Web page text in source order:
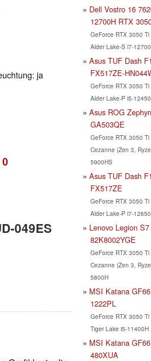
ja
0
049ES
Dell Vostro 16
12700H RTX
GeForce RTX 3050 Ti
Alder Lake-S i7-
Asus TUF Dash
FX517ZE-
GeForce RTX 3050 Ti
Alder Lake-P i5-
Asus ROG
GA503QE
GeForce RTX 3050 Ti
Cezanne (Zen 3,
5900HS
Asus TUF Dash
FX517ZE
GeForce RTX 3050 Ti
Alder Lake-P i7-
Lenovo Legion
82K8002YGE
GeForce RTX 3050 Ti
Cezanne (Zen 3,
5800H
MSI Katana
1222PL
GeForce RTX 3050 Ti
Tiger Lake i5-11400H
MSI Katana
480XUA